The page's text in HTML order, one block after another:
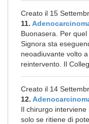
Creato il 15
11.
Buonasera. Per
Signora sta
neoadiuvante volto
reintervento. Il
Creato il 14
12.
Il chirurgo
solo se ritiene di